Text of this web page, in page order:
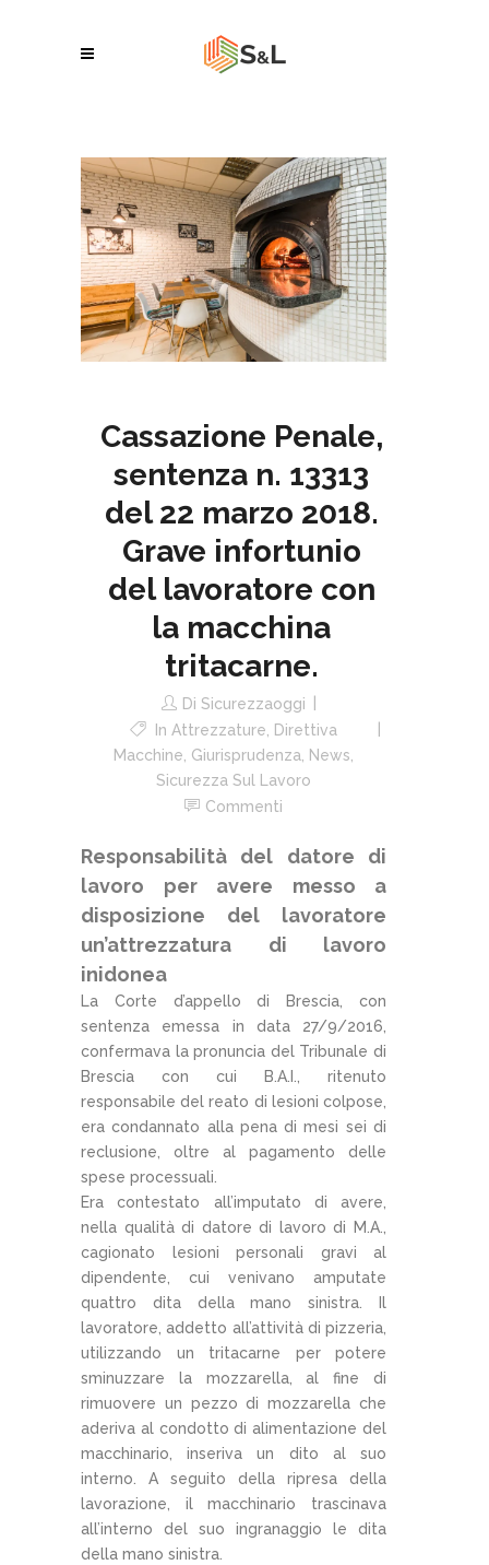
Cassazione Penale,
sentenza n. 13313
del 22 marzo 2018.
Grave infortunio
del lavoratore con
la macchina
tritacarne.
Di Sicurezzaoggi
In Attrezzature
Direttiva
Macchine Giurisprudenza News
Sicurezza Sul Lavoro
Commenti
Responsabilità del datore di
lavoro per avere messo a
disposizione del lavoratore
un’attrezzatura di lavoro
inidonea
La Corte d’appello di Brescia, con
sentenza emessa in data 27/9/2016,
confermava la pronuncia del Tribunale di
Brescia con cui B.A.I., ritenuto
responsabile del reato di lesioni colpose,
era condannato alla pena di mesi sei di
reclusione, oltre al pagamento delle
spese processuali.
Era contestato all’imputato di avere,
nella qualità di datore di lavoro di M.A.,
cagionato lesioni personali gravi al
dipendente, cui venivano amputate
quattro dita della mano sinistra. Il
lavoratore, addetto all’attività di pizzeria,
utilizzando un tritacarne per potere
sminuzzare la mozzarella, al fine di
rimuovere un pezzo di mozzarella che
aderiva al condotto di alimentazione del
macchinario, inseriva un dito al suo
interno. A seguito della ripresa della
lavorazione, il macchinario trascinava
all’interno del suo ingranaggio le dita
della mano sinistra.